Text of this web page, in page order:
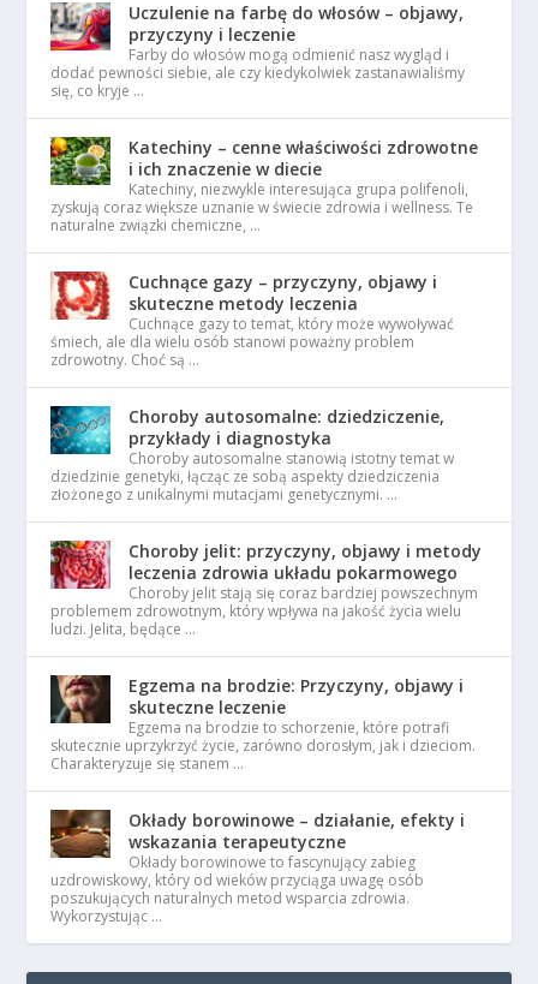
Uczulenie na farbę do włosów – objawy,
przyczyny i leczenie
Farby do włosów mogą odmienić nasz wygląd i
dodać pewności siebie, ale czy kiedykolwiek zastanawialiśmy
się, co kryje …
Katechiny – cenne właściwości zdrowotne
i ich znaczenie w diecie
Katechiny, niezwykle interesująca grupa polifenoli,
zyskują coraz większe uznanie w świecie zdrowia i wellness. Te
naturalne związki chemiczne, …
Cuchnące gazy – przyczyny, objawy i
skuteczne metody leczenia
Cuchnące gazy to temat, który może wywoływać
śmiech, ale dla wielu osób stanowi poważny problem
zdrowotny. Choć są …
Choroby autosomalne: dziedziczenie,
przykłady i diagnostyka
Choroby autosomalne stanowią istotny temat w
dziedzinie genetyki, łącząc ze sobą aspekty dziedziczenia
złożonego z unikalnymi mutacjami genetycznymi. …
Choroby jelit: przyczyny, objawy i metody
leczenia zdrowia układu pokarmowego
Choroby jelit stają się coraz bardziej powszechnym
problemem zdrowotnym, który wpływa na jakość życia wielu
ludzi. Jelita, będące …
Egzema na brodzie: Przyczyny, objawy i
skuteczne leczenie
Egzema na brodzie to schorzenie, które potrafi
skutecznie uprzykrzyć życie, zarówno dorosłym, jak i dzieciom.
Charakteryzuje się stanem …
Okłady borowinowe – działanie, efekty i
wskazania terapeutyczne
Okłady borowinowe to fascynujący zabieg
uzdrowiskowy, który od wieków przyciąga uwagę osób
poszukujących naturalnych metod wsparcia zdrowia.
Wykorzystując …